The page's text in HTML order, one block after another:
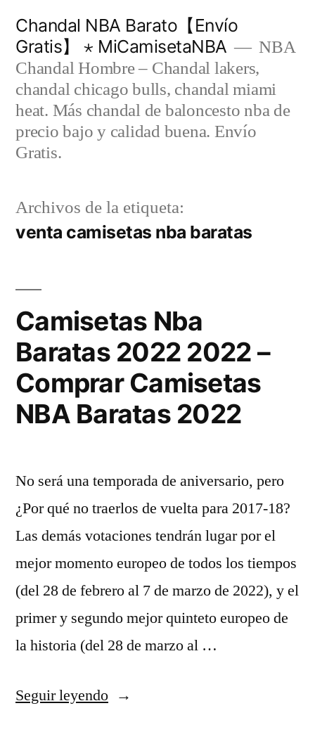
contenido
Chandal NBA Barato【Envío
Gratis】 ⋆ MiCamisetaNBA
NBA
Chandal Hombre – Chandal lakers,
chandal chicago bulls, chandal miami
heat. Más chandal de baloncesto nba de
precio bajo y calidad buena. Envío
Gratis.
Archivos de la etiqueta:
venta camisetas nba baratas
Camisetas Nba
Baratas 2022 2022 –
Comprar Camisetas
NBA Baratas 2022
No será una temporada de aniversario, pero
¿Por qué no traerlos de vuelta para 2017-18?
Las demás votaciones tendrán lugar por el
mejor momento europeo de todos los tiempos
(del 28 de febrero al 7 de marzo de 2022), y el
primer y segundo mejor quinteto europeo de
la historia (del 28 de marzo al …
Seguir leyendo«Camisetas